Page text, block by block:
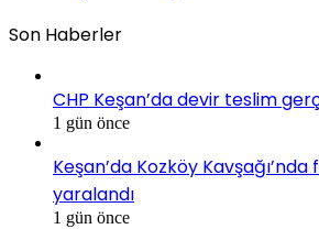
Son Haberler
CHP Keşan’da devir teslim
1 gün önce
Keşan’da Kozköy Kavşağı’nda
yaralandı
1 gün önce